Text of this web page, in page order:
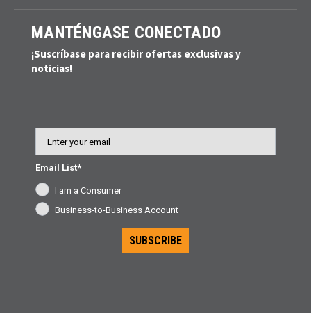
MANTÉNGASE CONECTADO
¡Suscríbase para recibir ofertas exclusivas y
noticias!
Email List*
I am a Consumer
Business-to-Business Account
SUBSCRIBE